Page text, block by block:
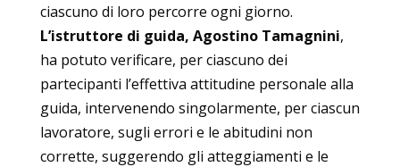
ciascuno di loro percorre ogni giorno.
L’istruttore di guida, Agostino Tamagnini,
ha potuto verificare, per ciascuno dei
partecipanti l’effettiva attitudine personale alla
guida, intervenendo singolarmente, per ciascun
lavoratore, sugli errori e le abitudini non
corrette, suggerendo gli atteggiamenti e le